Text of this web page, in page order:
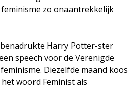
zo onaantrekkelijk
Harry Potter-ster
speech voor de Verenigde
Diezelfde maand koos
woord Feminist als